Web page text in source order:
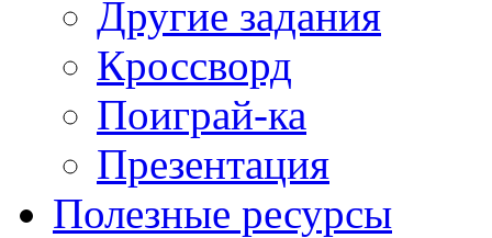
Другие задания
Кроссворд
Поиграй-ка
Презентация
Полезные ресурсы